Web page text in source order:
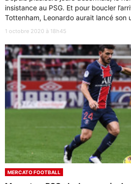
insistance au PSG. Et pour boucler
Tottenham, Leonardo aurait lancé son
1 octobre 2020 à 18h45
MERCATO FOOTBALL